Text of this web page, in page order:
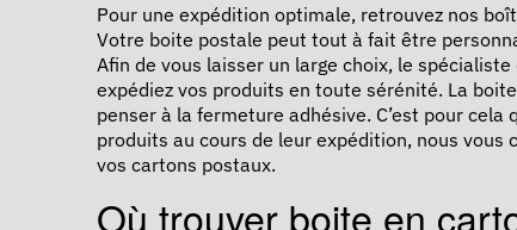
Pour une expédition optimale, retrouvez nos
Votre boite postale peut tout à fait être
Afin de vous laisser un large choix, le
expédiez vos produits en toute sérénité. La
penser à la fermeture adhésive. C’est pour
produits au cours de leur expédition, nous vous
vos cartons postaux.
Où trouver boite en